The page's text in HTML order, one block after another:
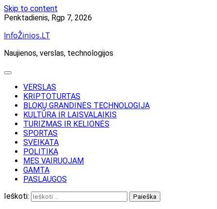
Skip to content
Penktadienis, Rgp 7, 2026
InfoŽinios.LT
Naujienos, verslas, technologijos
VERSLAS
KRIPTOTURTAS
BLOKŲ GRANDINĖS TECHNOLOGIJA
KULTŪRA IR LAISVALAIKIS
TURIZMAS IR KELIONĖS
SPORTAS
SVEIKATA
POLITIKA
MES VAIRUOJAM
GAMTA
PASLAUGOS
Ieškoti: